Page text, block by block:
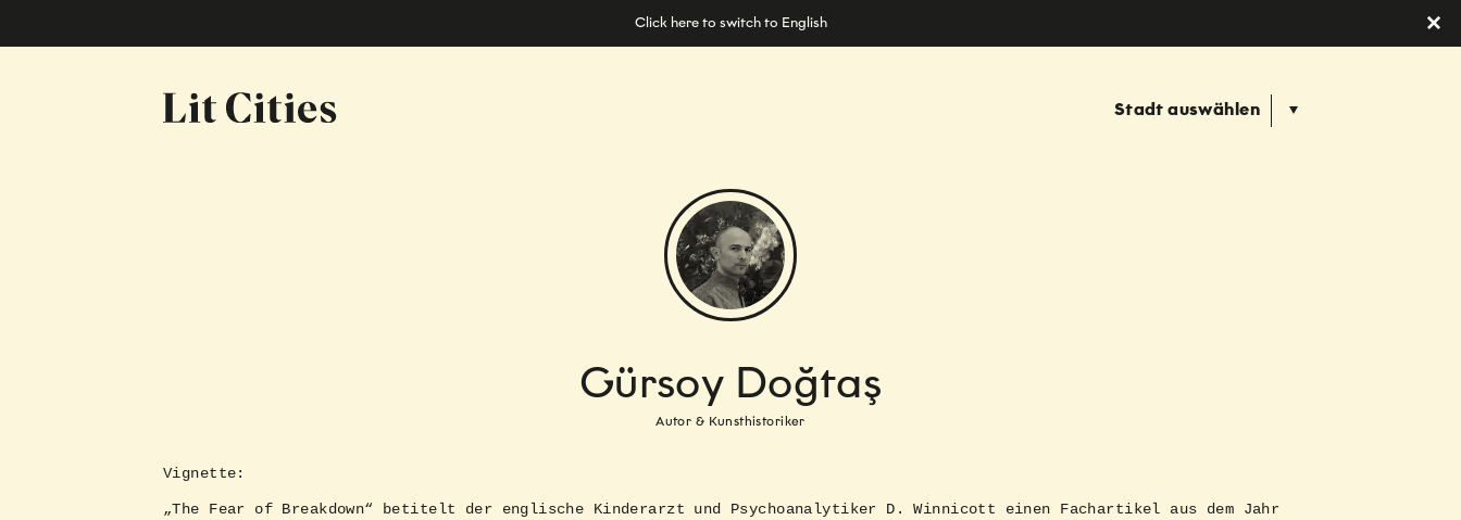
Stadt auswählen
Gürsoy Doğtaş
Autor & Kunsthistoriker
Vignette:
„The Fear of Breakdown“ betitelt der englische Kinderarzt und Psychoanalytiker D. Winnicott einen Fachartikel aus dem Jahr
Click here to switch to English